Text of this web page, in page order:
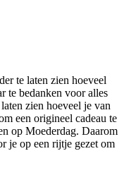
te laten zien hoeveel
te bedanken voor alles
zien hoeveel je van
een origineel cadeau te
op Moederdag. Daarom
je op een rijtje gezet om